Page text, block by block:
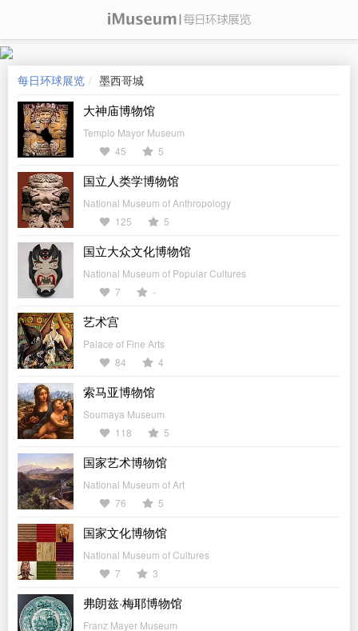
每日环球展览 墨西哥城
大神庙博物馆
Templo Mayor Museum
45
5
国立人类学博物馆
National Museum of Anthropology
125
5
国立大众文化博物馆
National Museum of Popular Cultures
7
-
艺术宫
Palace of Fine Arts
84
4
索马亚博物馆
Soumaya Museum
118
5
国家艺术博物馆
National Museum of Art
76
5
国家文化博物馆
National Museum of Cultures
7
3
弗朗兹·梅耶博物馆
Franz Mayer Museum